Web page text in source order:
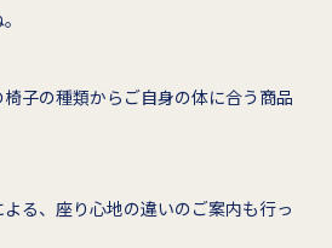
子の種類からご自身の体に合う商品
る、座り心地の違いのご案内も行っ